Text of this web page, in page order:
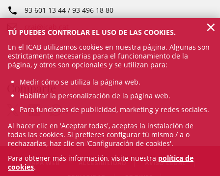
93 601 13 44 / 93 496 18 80
Comparte
MAPA WEB ACCESIBILIDAD
AVISO LEGAL
TÚ PUEDES CONTROLAR EL USO DE LAS COOKIES.
En el ICAB utilizamos cookies en nuestra página. Algunas son
estrictamente necesarias para el funcionamiento de la
página, y otros son opcionales y se utilizan para:
Medir cómo se utiliza la página web.
Habilitar la personalización de la página web.
Para funciones de publicidad, marketing y redes sociales.
Al hacer clic en 'Aceptar todas', aceptas la instalación de
todas las cookies. Si prefieres configurar tú mismo / a o
rechazarlas, haz clic en 'Configuración de cookies'.
Para obtener más información, visite nuestra política de
cookies.
×